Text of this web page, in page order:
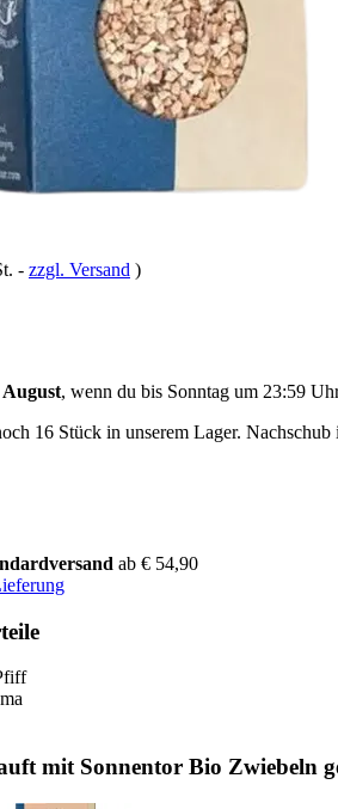
- zzgl. Versand )
August, wenn du bis Sonntag um 23:59
16 Stück in unserem Lager.
ab € 54,90
mit Sonnentor Bio Zwiebeln